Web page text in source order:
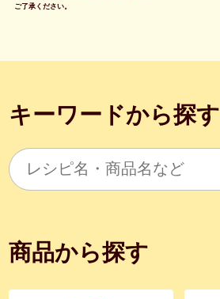
ご了承ください。
キーワードから探す
商品から探す